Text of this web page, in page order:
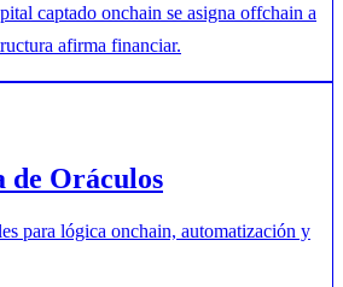
captado onchain se asigna offchain a
afirma financiar.
Oráculos
para lógica onchain, automatización y